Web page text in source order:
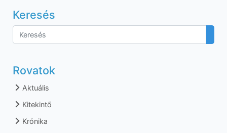
Keresés
Rovatok
Aktuális
Kitekintő
Krónika